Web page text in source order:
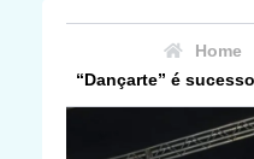
Home
“Dançarte” é